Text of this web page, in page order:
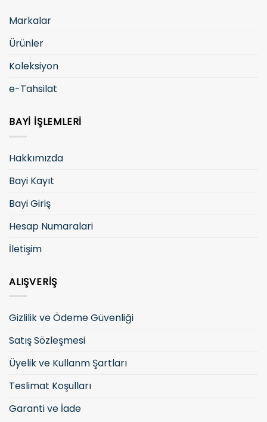
Markalar
Ürünler
Koleksiyon
e-Tahsilat
BAYI İŞLEMLERI
Hakkımızda
Bayi Kayıt
Bayi Giriş
Hesap Numaralari
İletişim
ALIŞVERIŞ
Gizlilik ve Ödeme Güvenliği
Satış Sözleşmesi
Üyelik ve Kullanm Şartları
Teslimat Koşulları
Garanti ve İade